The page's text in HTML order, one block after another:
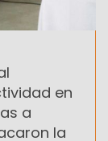
en
a
la